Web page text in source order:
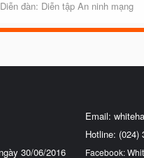
Diễn đàn: Diễn tập An ninh mạng
30/06/2016
Email:
Hotline: (024)
Facebook: